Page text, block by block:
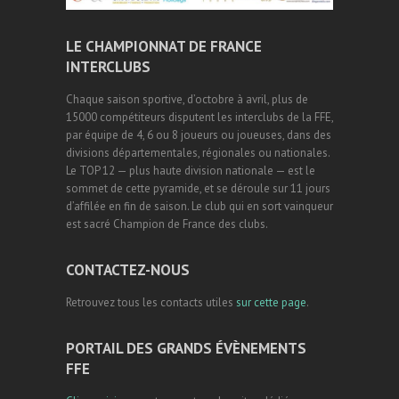
LE CHAMPIONNAT DE FRANCE
INTERCLUBS
Chaque saison sportive, d’octobre à avril, plus de
15000 compétiteurs disputent les interclubs de la FFE,
par équipe de 4, 6 ou 8 joueurs ou joueuses, dans des
divisions départementales, régionales ou nationales.
Le TOP 12 — plus haute division nationale — est le
sommet de cette pyramide, et se déroule sur 11 jours
d’affilée en fin de saison. Le club qui en sort vainqueur
est sacré Champion de France des clubs.
CONTACTEZ-NOUS
Retrouvez tous les contacts utiles sur cette page.
PORTAIL DES GRANDS ÉVÈNEMENTS
FFE